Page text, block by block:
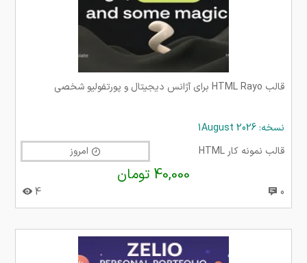
قالب HTML Rayo برای آژانس دیجیتال و پورتفولیو شخصی
نسخه: 1August 2026
قالب نمونه کار HTML
امروز
40,000 تومان
0
4